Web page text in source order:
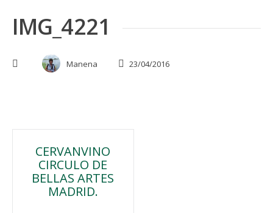
IMG_4221
Manena 23/04/2016
Navegación
de
entradas
CERVANVINO
CIRCULO DE
BELLAS ARTES
MADRID.